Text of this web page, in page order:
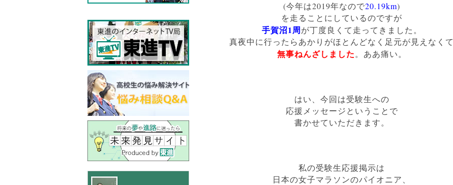
(今年は2019年なので20.19km)
を走ることにしているのですが
手賀沼1周が丁度良くて走ってきました。
真夜中に行ったらあかりがほとんどなく足元が見えなくて
無事ねんざしました。ああ痛い。
はい、今回は受験生への
応援メッセージということで
書かせていただきます。
私の受験生応援掲示は
日本の女子マラソンのパイオニア、